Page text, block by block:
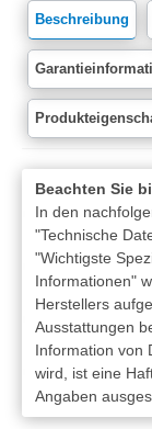
Beschreibung
Beachten Sie
In den
"Technische
"Wichtigste
Informationen"
Herstellers
Ausstattungen
Information von
wird, ist eine
Angaben